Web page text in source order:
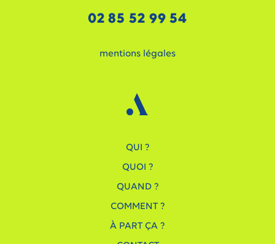
QUI ?
QUOI ?
QUAND ?
COMMENT ?
À PART ÇA ?
02 85 52 99 54
mentions légales